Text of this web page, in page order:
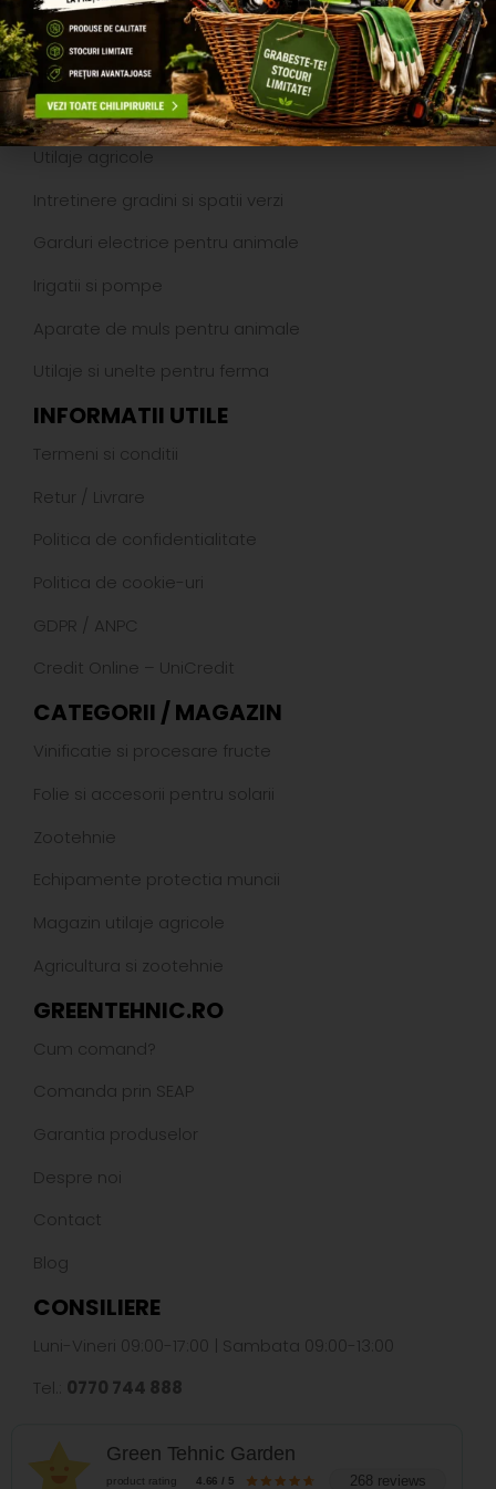
CATEGORII PRODUSE
Utilaje agricole
Intretinere gradini si spatii verzi
Garduri electrice pentru animale
Irigatii si pompe
Aparate de muls pentru animale
Utilaje si unelte pentru ferma
INFORMATII UTILE
Termeni si conditii
Retur / Livrare
Politica de confidentialitate
Politica de cookie-uri
GDPR / ANPC
Credit Online – UniCredit
CATEGORII / MAGAZIN
Vinificatie si procesare fructe
Folie si accesorii pentru solarii
Zootehnie
Echipamente protectia muncii
Magazin utilaje agricole
Agricultura si zootehnie
GREENTEHNIC.RO
Cum comand?
Comanda prin SEAP
Garantia produselor
Despre noi
Contact
Blog
CONSILIERE
Luni-Vineri 09:00-17:00 | Sambata 09:00-13:00
Tel.: 0770 744 888
Green Tehnic Garden
product rating 4.66 / 5 268 reviews